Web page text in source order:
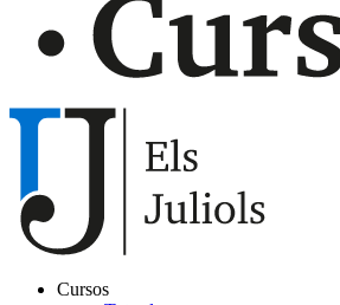
Cursos